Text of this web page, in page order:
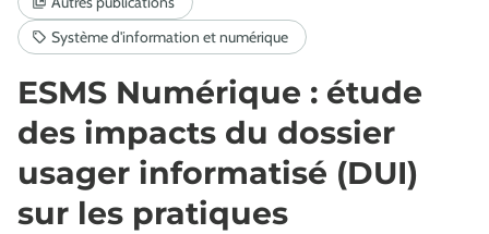
ESMS Numérique : étude
des impacts du dossier
usager informatisé (DUI)
sur les pratiques